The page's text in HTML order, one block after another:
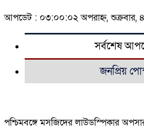
আপডেট : ০৩:০০:০২ অপরাহ্ন, শুক্রবার, ৪
সর্বশেষ
জনপ্রিয়
পশ্চিমবঙ্গে মসজিদের লাউডস্পিকার